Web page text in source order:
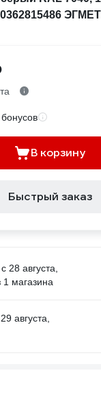
В корзину
Быстрый заказ
c 28 августа,
1 магазина
августа,